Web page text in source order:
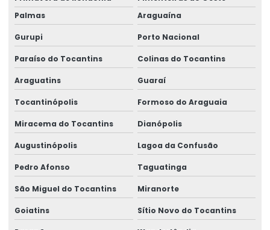
Talha Elétrica De 1 Tonelada A 32 Toneladas
Talha Elétrica De Cabo De Aço
Talha Elétrica Especial De 4 A 200 Toneladas
Talha Elétrica Para Elevação De Carga
Talhas Elétricas Amazonia E Região Norte
Talhas Elétricas Para Movimentação De Cargas
Venda De Braço Giratório Brevil
Venda De Carros De Transferência No Pará
Venda De Controle Remoto Alpha 4000
Venda De Pórtico Rolante
Palmas
Araguaína
Gurupi Porto Nacional
Paraíso do Tocantins Colinas do Tocantins
Araguatins Guaraí
Tocantinópolis Formoso do Araguaia
Miracema do Tocantins Dianópolis
Augustinópolis Lagoa da Confusão
Pedro Afonso Taguatinga
São Miguel do Tocantins Miranorte
Goiatins Sítio Novo do Tocantins